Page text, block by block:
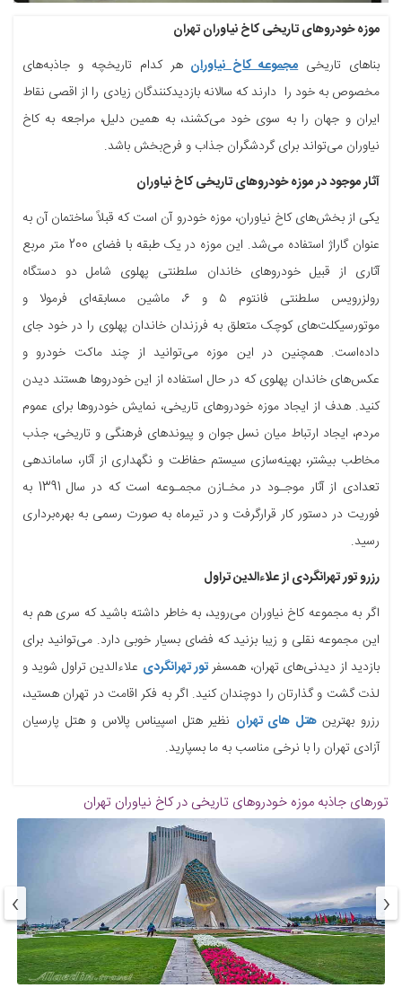
موزه خودروهای تاریخی کاخ نیاوران تهران
بناهای تاریخیمجموعه کاخ نیاوران هر کدام تاریخچه و جاذبه‌های
مخصوص به خود را دارند که سالانه بازدیدکنندگان زیادی را از اقصی نقاط
ایران و جهان را به سوی خود می‌کشند، به همین دلیل، مراجعه به کاخ
نیاوران می‌تواند برای گردشگران جذاب و فرح‌بخش باشد.
آثار موجود در موزه خودروهای تاریخی کاخ نیاوران
یکی از بخش‌های کاخ نیاوران، موزه خودرو آن است که قبلاً ساختمان آن به
عنوان گاراژ استفاده می‌شد. این موزه در یک طبقه با فضای 200 متر مربع
آثاری از قبیل خودروهای خاندان سلطنتی پهلوی شامل دو دستگاه
رولزرویس سلطنتی فانتوم ۵ و ۶، ماشین مسابقه‌ای فرمولا و
موتورسیکلت‌های کوچک متعلق به فرزندان خاندان پهلوی را در خود جای
داده‌است. همچنین در این موزه می‌توانید از چند ماکت خودرو و
عکس‌های خاندان پهلوی که در حال استفاده از این خودروها هستند دیدن
کنید. هدف از ایجاد موزه خودروهای تاریخی، نمایش خودروها برای عموم
مردم، ایجاد ارتباط میان نسل جوان و پیوندهای فرهنگی و تاریخی، جذب
مخاطب بیشتر، بهینه‌سازی سیستم حفاظت و نگهداری از آثار، ساماندهی
تعدادی از آثار موجـود در مخـازن مجمـوعه است که در سال 1391 به
فوریت در دستور کار قرارگرفت و در تیرماه به صورت رسمی به بهره‌برداری
رسید.
رزرو تور تهرانگردی از علاءالدین تراول
اگر به مجموعه کاخ نیاوران می‌روید، به خاطر داشته باشید که سری هم به
این مجموعه نقلی و زیبا بزنید که فضای بسیار خوبی دارد. می‌توانید برای
بازدید از دیدنی‌های تهران، همسفرتور تهرانگردی علاءالدین تراول شوید و
لذت گشت و گذارتان را دوچندان کنید. اگر به فکر اقامت در تهران هستید،
رزرو بهترینهتل های تهران نظیر هتل اسپیناس پالاس و هتل پارسیان
آزادی تهران را با نرخی مناسب به ما بسپارید.
تورهای جاذبه موزه خودروهای تاریخی در کاخ نیاوران تهران
‹
›